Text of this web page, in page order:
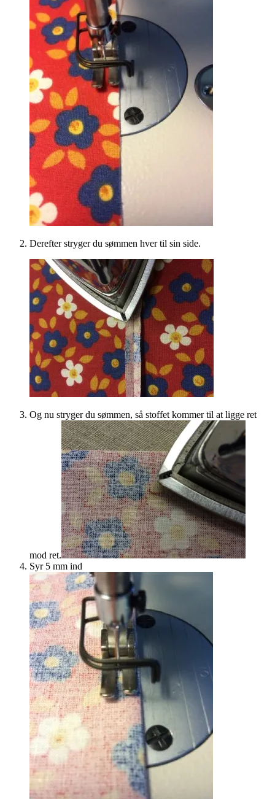
Derefter stryger du sømmen hver til sin side.
Og nu stryger du sømmen, så stoffet kommer til at ligge ret
mod ret.
Syr 5 mm ind